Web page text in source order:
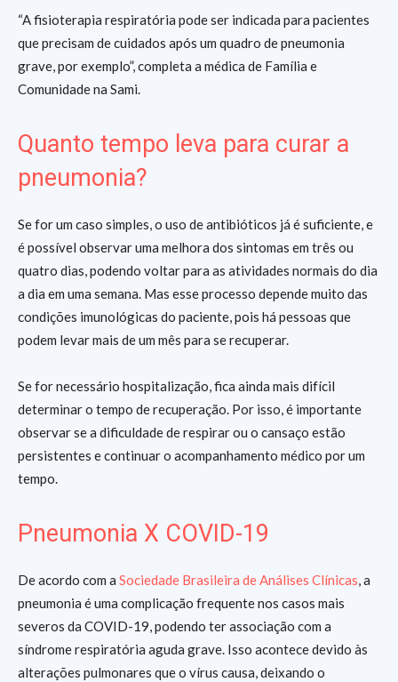
“A fisioterapia respiratória pode ser indicada para pacientes
que precisam de cuidados após um quadro de pneumonia
grave, por exemplo”, completa a médica de Família e
Comunidade na Sami.
Quanto tempo leva para curar a
pneumonia?
Se for um caso simples, o uso de antibióticos já é suficiente, e
é possível observar uma melhora dos sintomas em três ou
quatro dias, podendo voltar para as atividades normais do dia
a dia em uma semana. Mas esse processo depende muito das
condições imunológicas do paciente, pois há pessoas que
podem levar mais de um mês para se recuperar.
Se for necessário hospitalização, fica ainda mais difícil
determinar o tempo de recuperação. Por isso, é importante
observar se a dificuldade de respirar ou o cansaço estão
persistentes e continuar o acompanhamento médico por um
tempo.
Pneumonia X COVID-19
De acordo com a Sociedade Brasileira de Análises Clínicas, a
pneumonia é uma complicação frequente nos casos mais
severos da COVID-19, podendo ter associação com a
síndrome respiratória aguda grave. Isso acontece devido às
alterações pulmonares que o vírus causa, deixando o